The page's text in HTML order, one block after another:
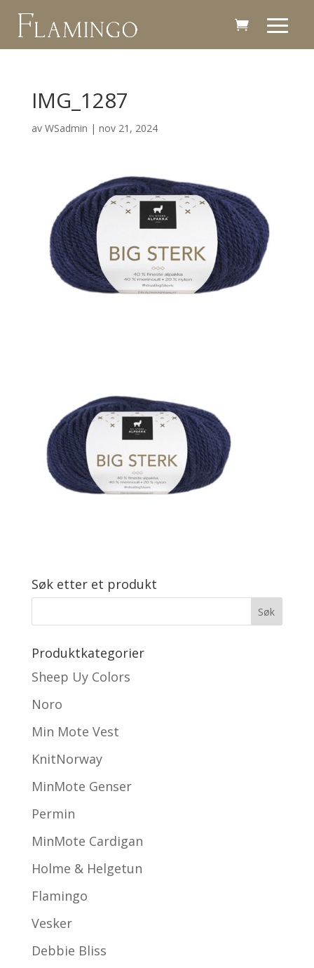
IMG_1287
av WSadmin | nov 21, 2024
Søk etter et produkt
Produktkategorier
Sheep Uy Colors
Noro
Min Mote Vest
KnitNorway
MinMote Genser
Permin
MinMote Cardigan
Holme & Helgetun
Flamingo
Vesker
Debbie Bliss